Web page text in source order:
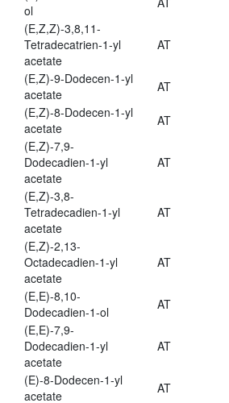
ol
(E,Z,Z)-3,8,11-
Tetradecatrien-1-yl
acetate
AT
(E,Z)-9-Dodecen-1-yl
acetate
AT
(E,Z)-8-Dodecen-1-yl
acetate
AT
(E,Z)-7,9-
Dodecadien-1-yl
acetate
AT
(E,Z)-3,8-
Tetradecadien-1-yl
acetate
AT
(E,Z)-2,13-
Octadecadien-1-yl
acetate
AT
(E,E)-8,10-
Dodecadien-1-ol
AT
(E,E)-7,9-
Dodecadien-1-yl
acetate
AT
(E)-8-Dodecen-1-yl
acetate
AT